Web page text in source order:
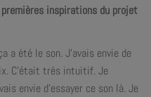
inspirations du projet
a été le son. J’avais envie de
C’était très intuitif. Je
envie d’essayer ce son là. Je